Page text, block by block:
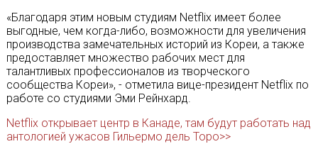
«Благодаря этим новым студиям Netflix имеет более
выгодные, чем когда-либо, возможности для увеличения
производства замечательных историй из Кореи, а также
предоставляет множество рабочих мест для
талантливых профессионалов из творческого
сообщества Кореи», - отметила вице-президент Netflix по
работе со студиями Эми Рейнхард.
Netflix открывает центр в Канаде, там будут работать над
антологией ужасов Гильермо дель Торо>>